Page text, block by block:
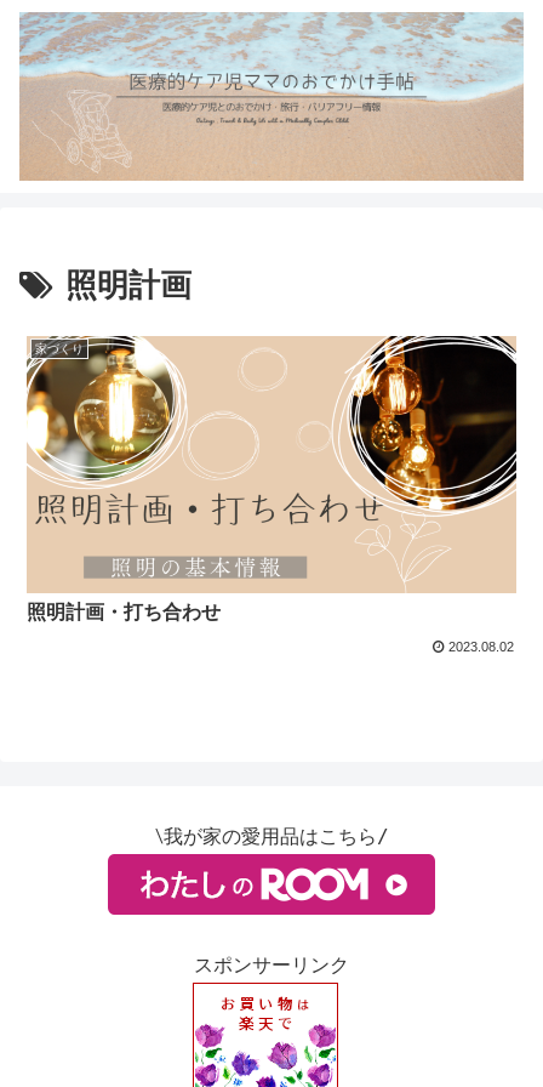
照明計画
家づくり
照明計画・打ち合わせ
2023.08.02
∖我が家の愛用品はこちら/
スポンサーリンク